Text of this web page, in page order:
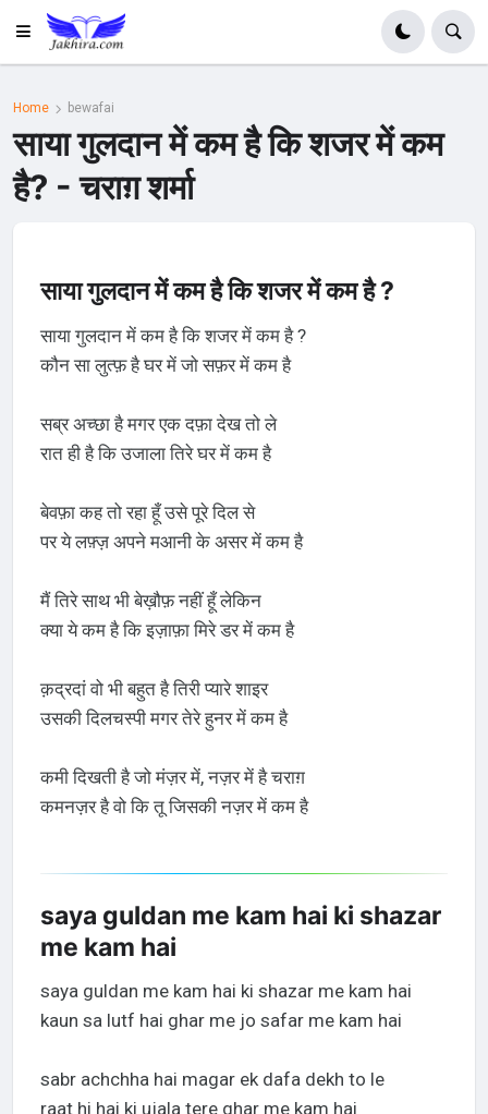
Home bewafai
साया गुलदान में कम है कि शजर में कम
है? - चराग़ शर्मा
साया गुलदान में कम है कि शजर में कम है ?
साया गुलदान में कम है कि शजर में कम है ?
कौन सा लुत्फ़ है घर में जो सफ़र में कम है
सब्र अच्छा है मगर एक दफ़ा देख तो ले
रात ही है कि उजाला तिरे घर में कम है
बेवफ़ा कह तो रहा हूँ उसे पूरे दिल से
पर ये लफ़्ज़ अपने मआनी के असर में कम है
मैं तिरे साथ भी बेख़ौफ़ नहीं हूँ लेकिन
क्या ये कम है कि इज़ाफ़ा मिरे डर में कम है
क़द्रदां वो भी बहुत है तिरी प्यारे शाइर
उसकी दिलचस्पी मगर तेरे हुनर में कम है
कमी दिखती है जो मंज़र में, नज़र में है चराग़
कमनज़र है वो कि तू जिसकी नज़र में कम है
saya guldan me kam hai ki shazar
me kam hai
saya guldan me kam hai ki shazar me kam hai
kaun sa lutf hai ghar me jo safar me kam hai
sabr achchha hai magar ek dafa dekh to le
raat hi hai ki ujala tere ghar me kam hai